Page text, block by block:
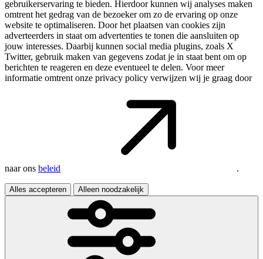
gebruikerservaring te bieden. Hierdoor kunnen wij analyses maken
omtrent het gedrag van de bezoeker om zo de ervaring op onze
website te optimaliseren. Door het plaatsen van cookies zijn
adverteerders in staat om advertenties te tonen die aansluiten op
jouw interesses. Daarbij kunnen social media plugins, zoals X
Twitter, gebruik maken van gegevens zodat je in staat bent om op
berichten te reageren en deze eventueel te delen. Voor meer
informatie omtrent onze privacy policy verwijzen wij je graag door
naar ons beleid .
Alles accepteren Alleen noodzakelijk